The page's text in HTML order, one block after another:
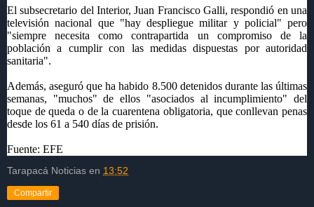
El subsecretario del Interior, Juan Francisco Galli, respondió en una
televisión nacional que "hay despliegue militar y policial" pero
"siempre necesita como contrapartida un compromiso de la
población a cumplir con las medidas dispuestas por autoridad
sanitaria".
Además, aseguró que ha habido 8.500 detenidos durante las últimas
semanas, "muchos" de ellos "asociados al incumplimiento" del
toque de queda o de la cuarentena obligatoria, que conllevan penas
desde los 61 a 540 días de prisión.
Fuente: EFE
Tarapacá Noticias en 13:52
Compartir